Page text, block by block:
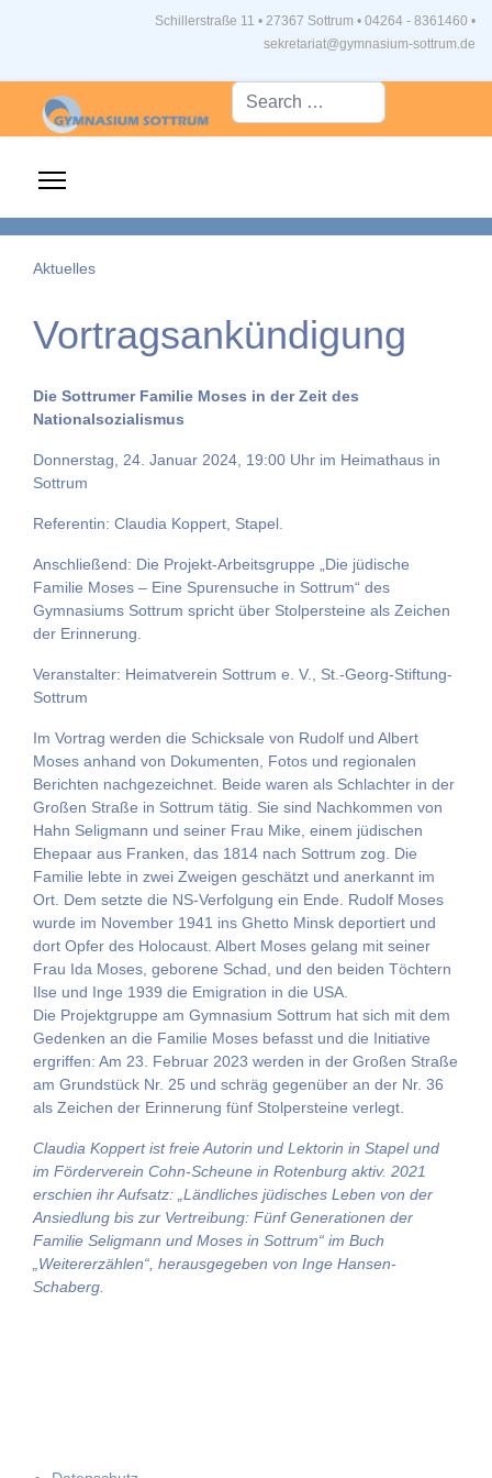
Schillerstraße 11 • 27367 Sottrum • 04264 - 8361460 •
sekretariat@gymnasium-sottrum.de
Suche...
Aktuelles
Vortragsankündigung
Die Sottrumer Familie Moses in der Zeit des
Nationalsozialismus
Donnerstag, 24. Januar 2024, 19:00 Uhr im Heimathaus in
Sottrum
Referentin: Claudia Koppert, Stapel.
Anschließend: Die Projekt-Arbeitsgruppe „Die jüdische
Familie Moses – Eine Spurensuche in Sottrum“ des
Gymnasiums Sottrum spricht über Stolpersteine als Zeichen
der Erinnerung.
Veranstalter: Heimatverein Sottrum e. V., St.-Georg-Stiftung-
Sottrum
Im Vortrag werden die Schicksale von Rudolf und Albert
Moses anhand von Dokumenten, Fotos und regionalen
Berichten nachgezeichnet. Beide waren als Schlachter in der
Großen Straße in Sottrum tätig. Sie sind Nachkommen von
Hahn Seligmann und seiner Frau Mike, einem jüdischen
Ehepaar aus Franken, das 1814 nach Sottrum zog. Die
Familie lebte in zwei Zweigen geschätzt und anerkannt im
Ort. Dem setzte die NS-Verfolgung ein Ende. Rudolf Moses
wurde im November 1941 ins Ghetto Minsk deportiert und
dort Opfer des Holocaust. Albert Moses gelang mit seiner
Frau Ida Moses, geborene Schad, und den beiden Töchtern
Ilse und Inge 1939 die Emigration in die USA.
Die Projektgruppe am Gymnasium Sottrum hat sich mit dem
Gedenken an die Familie Moses befasst und die Initiative
ergriffen: Am 23. Februar 2023 werden in der Großen Straße
am Grundstück Nr. 25 und schräg gegenüber an der Nr. 36
als Zeichen der Erinnerung fünf Stolpersteine verlegt.
Claudia Koppert ist freie Autorin und Lektorin in Stapel und
im Förderverein Cohn-Scheune in Rotenburg aktiv. 2021
erschien ihr Aufsatz: „Ländliches jüdisches Leben von der
Ansiedlung bis zur Vertreibung: Fünf Generationen der
Familie Seligmann und Moses in Sottrum“ im Buch
„Weitererzählen“, herausgegeben von Inge Hansen-
Schaberg.